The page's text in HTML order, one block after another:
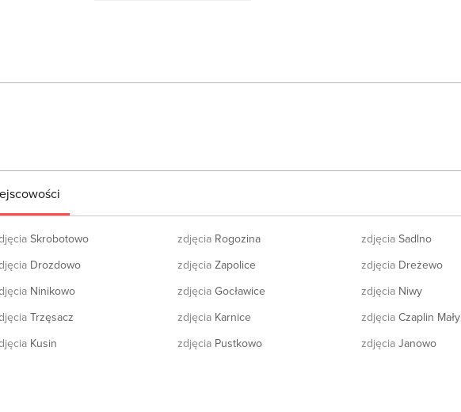
Skrobotowo
Drozdowo
Ninikowo
Trzęsacz
Kusin
zdjęciaRogozina
zdjęciaZapolice
zdjęciaGocławice
zdjęciaKarnice
zdjęciaPustkowo
zdjęciaSadlno
zdjęciaDreżewo
zdjęciaNiwy
zdjęciaCzaplin Mały
zdjęciaJanowo